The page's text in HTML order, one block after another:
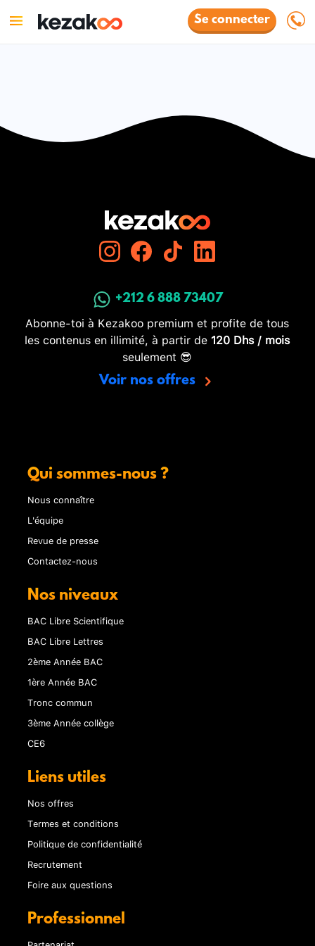
Se connecter
+212 6 888 73407
Abonne-toi à Kezakoo premium et profite de tous
les contenus en illimité, à partir de 120 Dhs / mois
seulement 😎
Voir nos offres
Qui sommes-nous ?
Nous connaître
L'équipe
Revue de presse
Contactez-nous
Nos niveaux
BAC Libre Scientifique
BAC Libre Lettres
2ème Année BAC
1ère Année BAC
Tronc commun
3ème Année collège
CE6
Liens utiles
Nos offres
Termes et conditions
Politique de confidentialité
Recrutement
Foire aux questions
Professionnel